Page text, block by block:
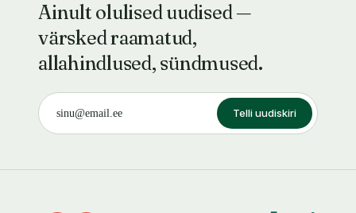
Ainult olulised uudised —
värsked raamatud,
allahindlused, sündmused.
Telli uudiskiri